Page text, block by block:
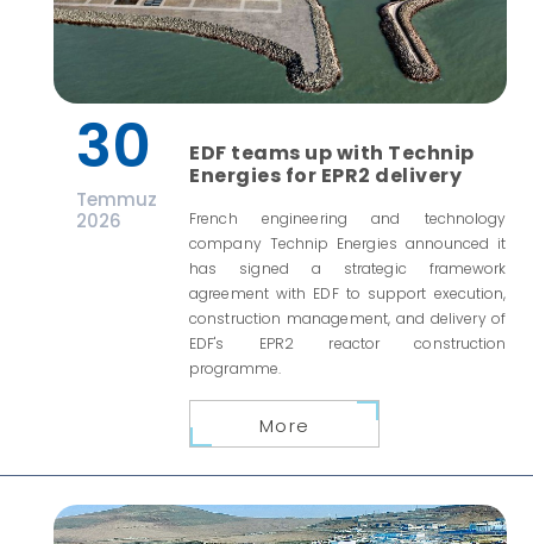
30
Temmuz
2026
EDF teams up with Technip
Energies for EPR2 delivery
French engineering and technology
company Technip Energies announced it
has signed a strategic framework
agreement with EDF to support execution,
construction management, and delivery of
EDF's EPR2 reactor construction
programme.
More